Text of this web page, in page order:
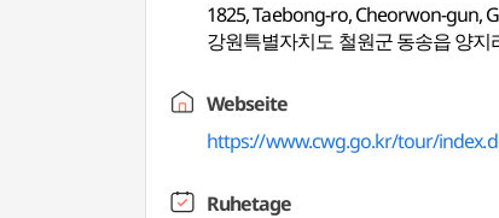
1825, Taebong-ro, Cheorwon-gun,
강원특별자치도 철원군 동송읍 양
Webseite
https://www.cwg.go.kr/tour/
Ruhetage